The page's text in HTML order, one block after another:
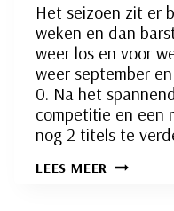
Het seizoen zit er
weken en dan
weer los en voor
weer september
0. Na het
competitie en een
nog 2 titels te
LEES MEER NOG